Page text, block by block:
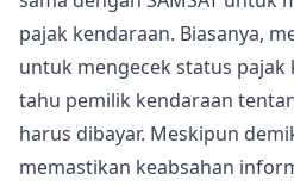
pajak kendaraan. Biasanya,
untuk mengecek status
tahu pemilik kendaraan
harus dibayar. Meskipun
memastikan keabsahan